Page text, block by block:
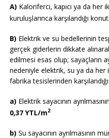
A) Kaloriferci, kapıcı ya da her
kuruluşlarınca karşılandığı
B) Elektrik ve su bedellerinin
gerçek giderlerin dikkate
edilmesi esas olup; sayaçların
nedeniyle elektrik, su ya da her
fabrika tesislerinden
a) Elektrik sayacının
0,37 YTL/m2
b) Su sayacının ayrılmasının